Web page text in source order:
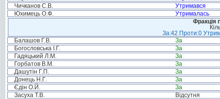
Чичканов С.В.
Утримався
Юхимець О.Ф.
Утрималась
Фракція
За:42 Проти:0
Балашов Г.В.
За
Богословська І.Г.
За
Гадяцький Л.М.
За
Горбатов В.М.
За
Дашутін Г.П.
За
Донець Н.Г.
За
Єдін О.Й.
За
Засуха Т.В.
Відсутня